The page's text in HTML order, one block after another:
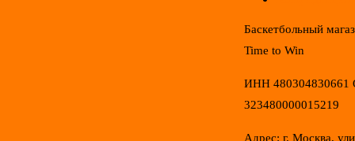
Баскетбольный
Time to Win
ИНН 480304830661
323480000015219
Адрес: г. Москва,